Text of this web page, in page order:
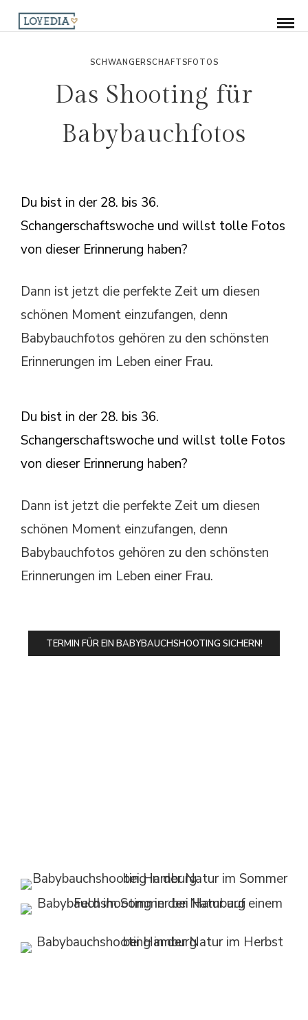
SCHWANGERSCHAFTSFOTOS
Das Shooting für
Babybauchfotos
Du bist in der 28. bis 36.
Schangerschaftswoche und willst tolle Fotos
von dieser Erinnerung haben?
Dann ist jetzt die perfekte Zeit um diesen
schönen Moment einzufangen, denn
Babybauchfotos gehören zu den schönsten
Erinnerungen im Leben einer Frau.
Du bist in der 28. bis 36.
Schangerschaftswoche und willst tolle Fotos
von dieser Erinnerung haben?
Dann ist jetzt die perfekte Zeit um diesen
schönen Moment einzufangen, denn
Babybauchfotos gehören zu den schönsten
Erinnerungen im Leben einer Frau.
TERMIN FÜR EIN BABYBAUCHSHOOTING SICHERN!